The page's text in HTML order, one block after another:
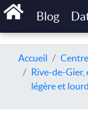
Blog
Accueil
Rive-de-Gier,
légère et